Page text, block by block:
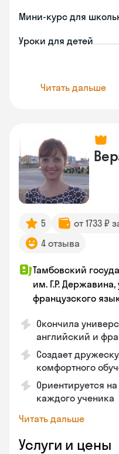
Мини-курс для
Уроки для детей
Читать дальше
5 от 1733 ₽
4 отзыва
Тамбовский
им. Г.Р. Державина,
французского
Окончила
английский и
Создает
комфортного
Ориентируется
каждого ученика
Читать дальше
Услуги и цены